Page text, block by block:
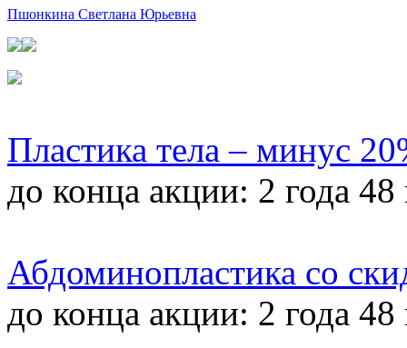
Пшонкина Светлана Юрьевна
Пластика тела – минус
до конца акции: 2 года 48
Абдоминопластика со
до конца акции: 2 года 48